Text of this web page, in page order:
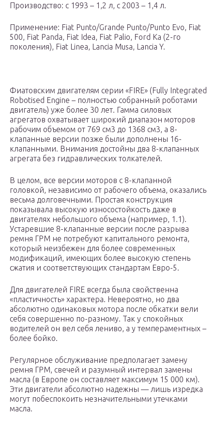
Производство: с 1993 – 1,2 л, с 2003 – 1,4 л.
Применение: Fiat Punto/Grande Punto/Punto Evo, Fiat
500, Fiat Panda, Fiat Idea, Fiat Palio, Ford Ka (2-го
поколения), Fiat Linea, Lancia Musa, Lancia Y.
Фиатовским двигателям серии «FIRE» (Fully Integrated
Robotised Engine – полностью собранный роботами
двигатель) уже более 30 лет. Гамма силовых
агрегатов охватывает широкий диапазон моторов
рабочим объемом от 769 см3 до 1368 см3, а 8-
клапанные версии позже были дополнены 16-
клапанными. Внимания достойны два 8-клапанных
агрегата без гидравлических толкателей.
В целом, все версии моторов с 8-клапанной
головкой, независимо от рабочего объема, оказались
весьма долговечными. Простая конструкция
показывала высокую износостойкость даже в
двигателях небольшого объема (например, 1.1).
Устаревшие 8-клапанные версии после разрыва
ремня ГРМ не потребуют капитального ремонта,
который неизбежен для более современных
модификаций, имеющих более высокую степень
сжатия и соответствующих стандартам Евро-5.
Для двигателей FIRE всегда была свойственна
«пластичность» характера. Невероятно, но два
абсолютно одинаковых мотора после обкатки вели
себя совершенно по-разному. Так у спокойных
водителей он вел себя лениво, а у темпераментных –
более бойко.
Регулярное обслуживание предполагает замену
ремня ГРМ, свечей и разумный интервал замены
масла (в Европе он составляет максимум 15 000 км).
Эти двигатели абсолютно надежны — лишь изредка
могут побеспокоить незначительными утечками
масла.